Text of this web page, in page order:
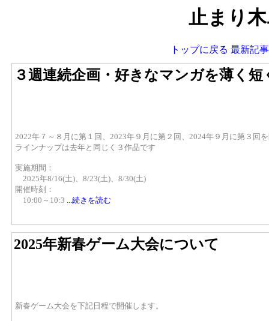
止まり
トップに戻る 最新記
３週連続企画・好きなマンガを薄く短
2022年７～８月に第１回、2023年９月に第２回、2024年９月に第３回
ラインナップは去年と同じく３作品です
実施期間：
2025年8/16(土)、8/23(土)、8/30(土)
開催時刻：
10:00～10:3 ...続きを読む
2025年新春ゲーム大会について
新春ゲーム大会を下記日程で開催します。